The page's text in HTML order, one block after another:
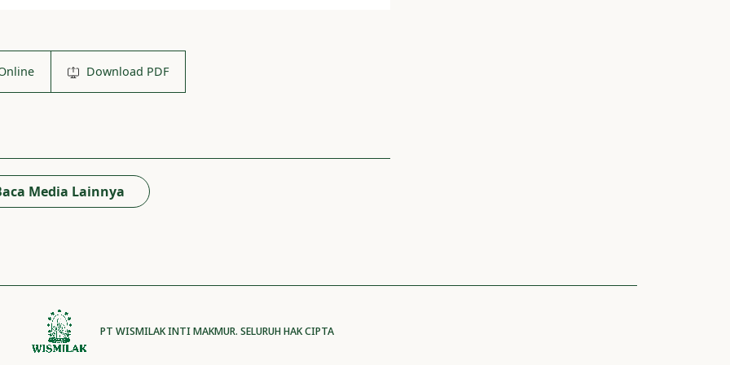
Download PDF
Media Lainnya
PT WISMILAK INTI MAKMUR. SELURUH HAK CIPTA